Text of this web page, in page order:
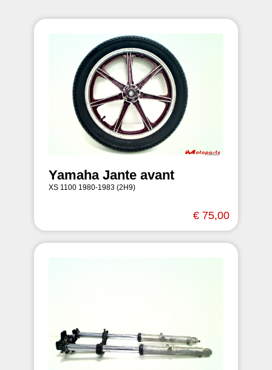
Yamaha Jante avant
XS 1100 1980-1983 (2H9)
€ 75,00